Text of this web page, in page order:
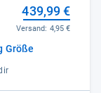
Größe
439,99 €
Versand: 4,95 €